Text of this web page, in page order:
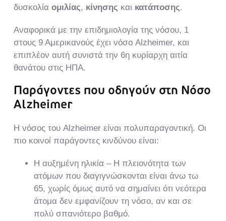
δυσκολίαομιλίας, κίνησης και κατάποσης.
Αναφορικά με την επιδημιολογία της νόσου, 1
στους 9 Αμερικανούς έχει νόσο Alzheimer, και
επιπλέον αυτή συνιστά την 6η κυρίαρχη αιτία
θανάτου στις ΗΠΑ.
Παράγοντες που οδηγούν στη Νόσο
Alzheimer
Η νόσος του Alzheimer είναι πολυπαραγοντική. Οι
πιο κοινοί παράγοντες κινδύνου είναι:
Η αυξημένη ηλικία – Η πλειονότητα των
ατόμων που διαγιγνώσκονται είναι άνω τω
65, χωρίς όμως αυτό να σημαίνει ότι νεότερα
άτομα δεν εμφανίζουν τη νόσο, αν και σε
πολύ σπανιότερο βαθμό.